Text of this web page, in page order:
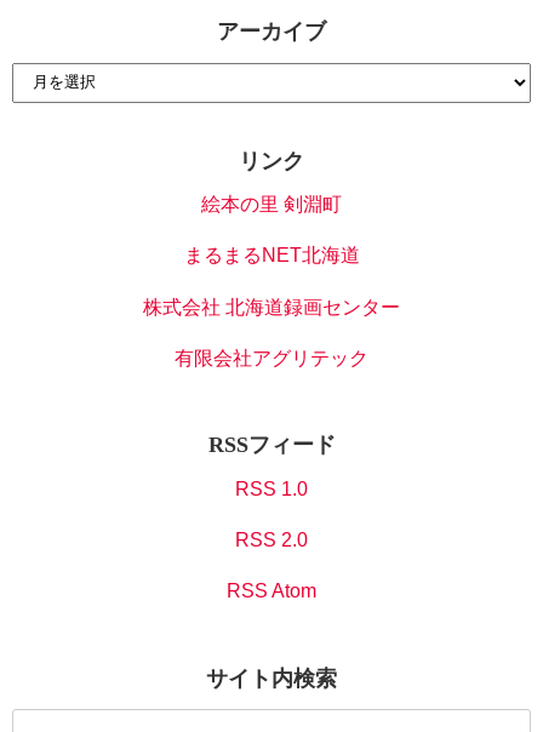
アーカイブ
リンク
絵本の里 剣淵町
まるまるNET北海道
株式会社 北海道録画センター
有限会社アグリテック
RSSフィード
RSS 1.0
RSS 2.0
RSS Atom
サイト内検索